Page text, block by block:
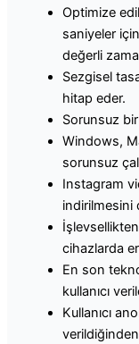
Optimize
saniyeler
değerli
Sezgisel
hitap eder.
Sorunsuz
Windows,
sorunsuz
Instagram
indirilmesini
cihazlarda
En son
kullanıcı
Kullanıcı